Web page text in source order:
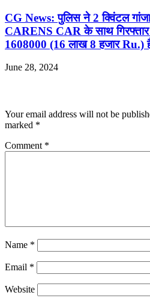
CG News: पुलिस ने 2 क्विंटल
CARENS CAR के साथ
1608000 (16 लाख 8 हजार Ru.)
June 28, 2024
Your email address will not be
marked *
Comment *
Name *
Email *
Website